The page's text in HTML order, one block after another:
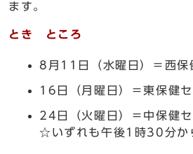
ます。
とき ところ
8月11日（水曜日）＝西保
16日（月曜日）＝東保健
24日（火曜日）＝中保健
☆いずれも午後1時30分か